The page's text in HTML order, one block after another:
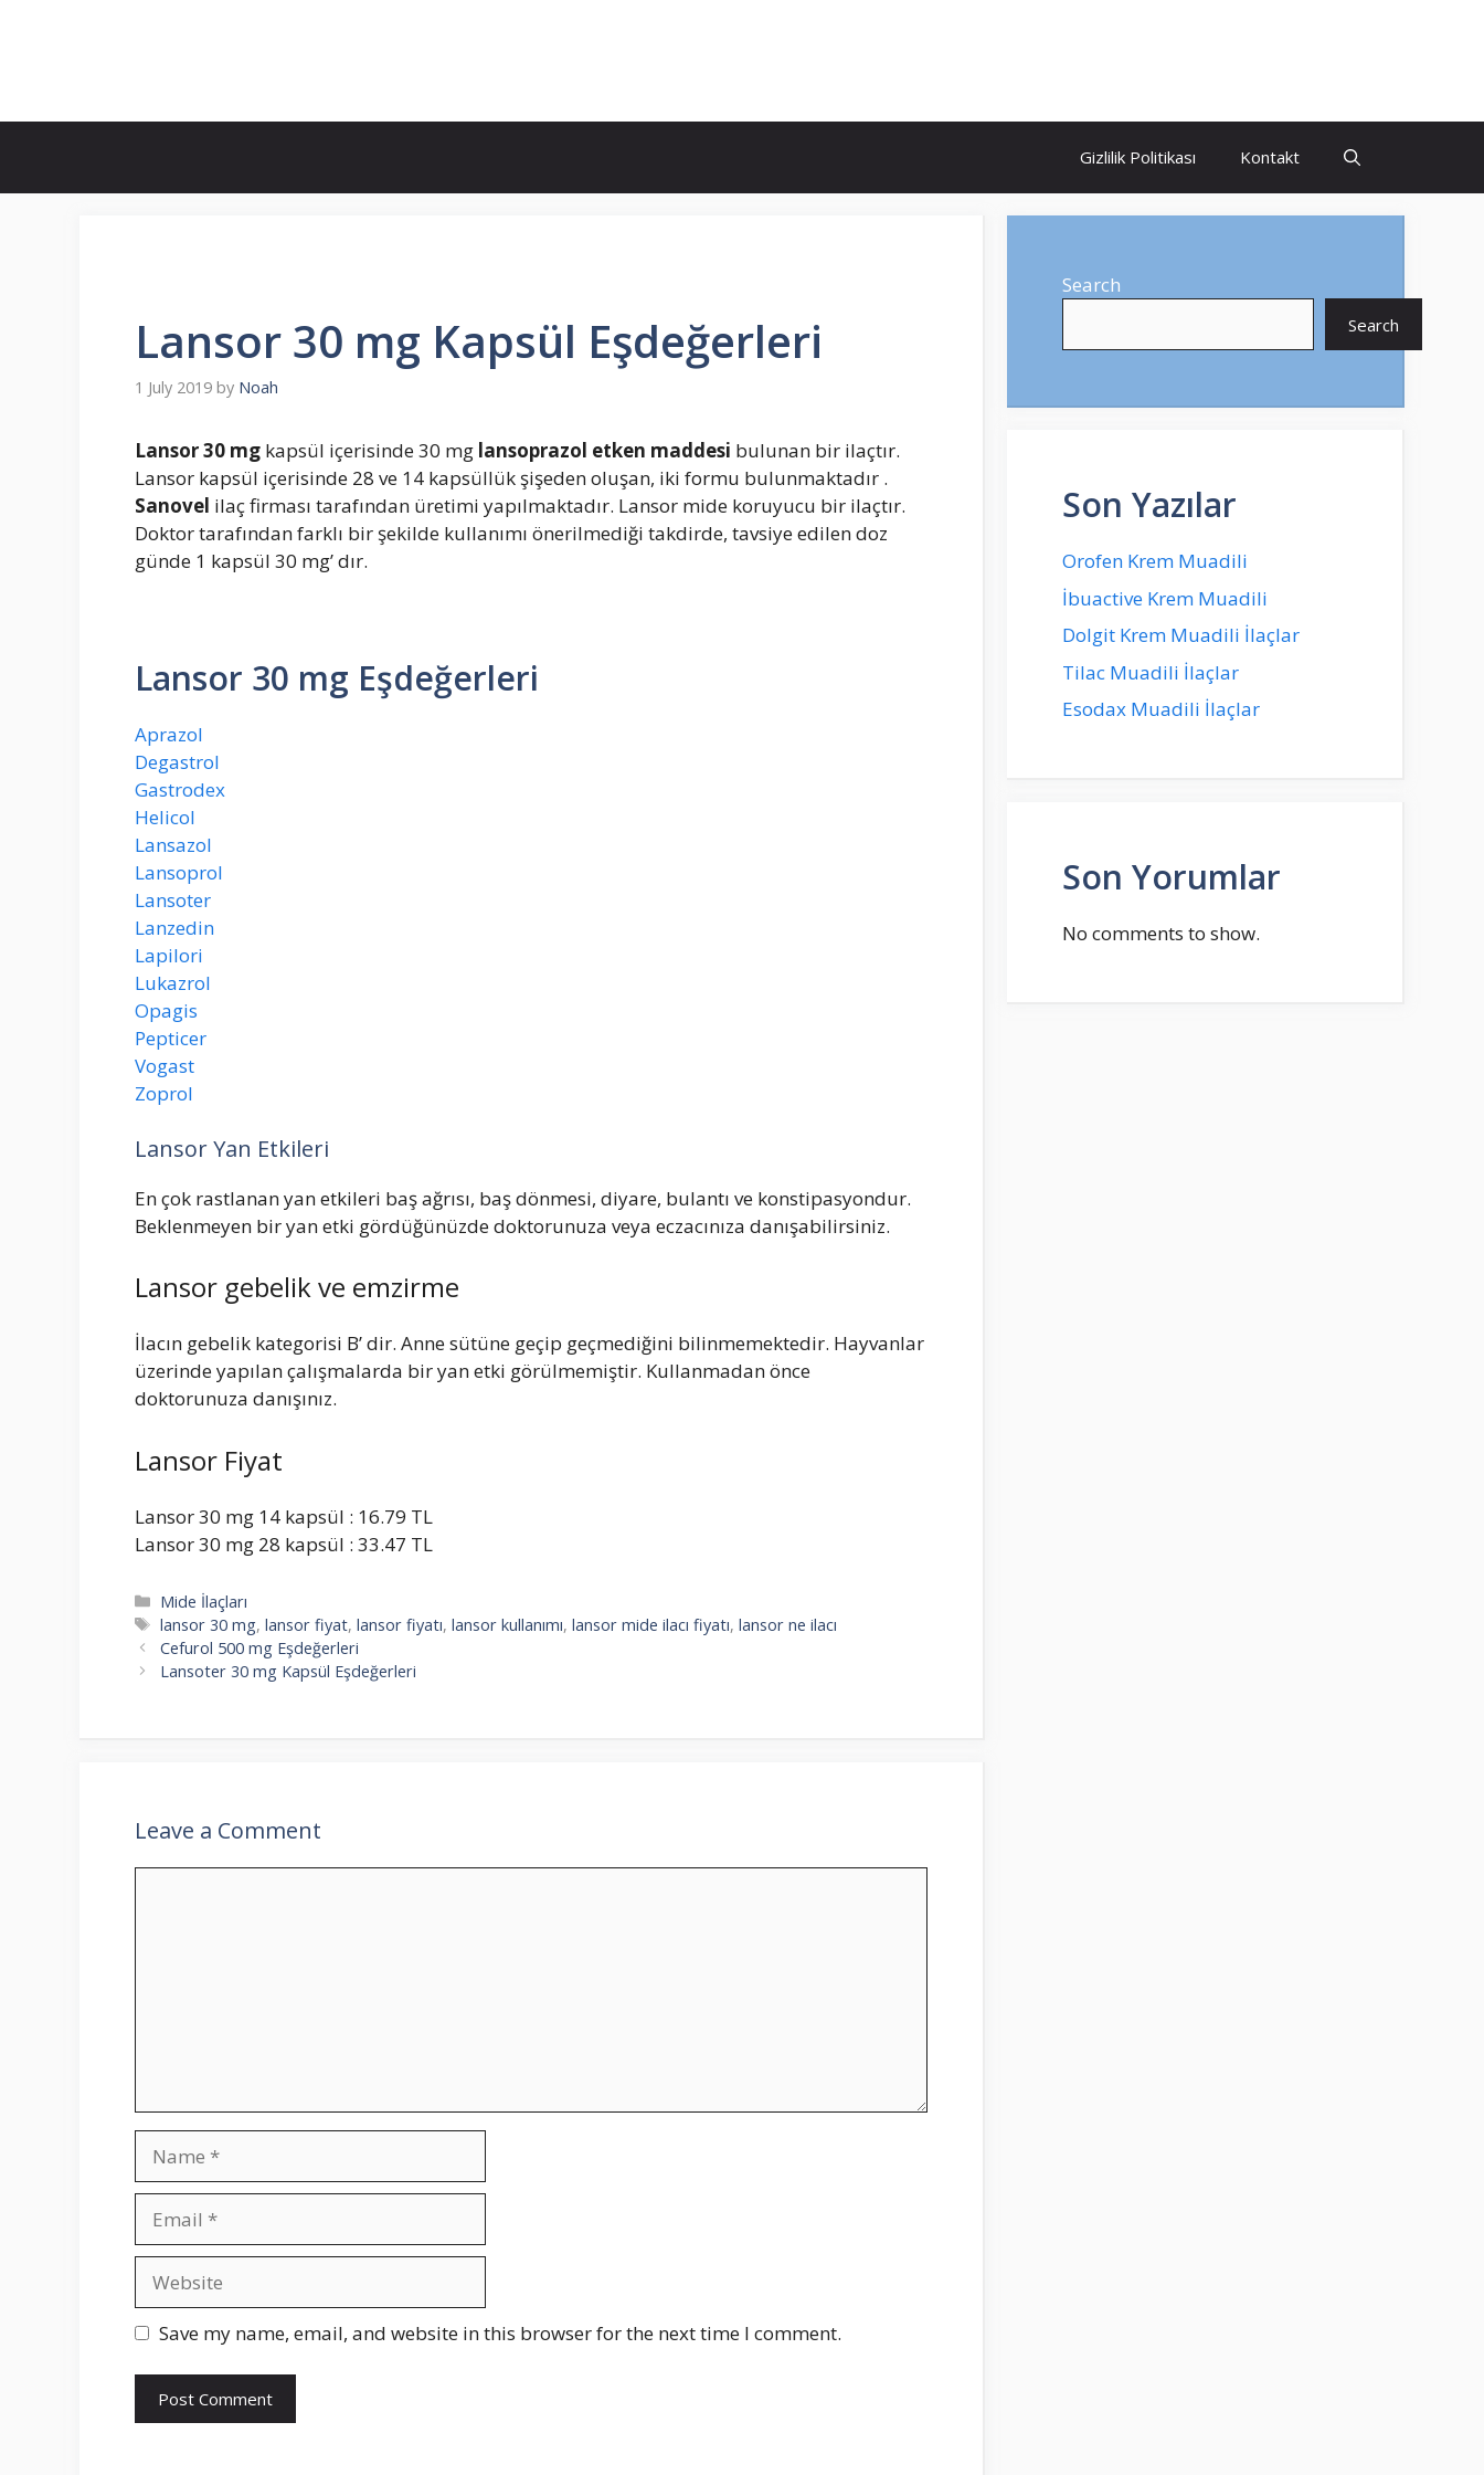
Gizlilik Politikası Kontakt
Lansor 30 mg Kapsül Eşdeğerleri
1 July 2019 by Noah
Lansor 30 mg kapsül içerisinde 30 mg lansoprazol etken maddesi bulunan bir ilaçtır.
Lansor kapsül içerisinde 28 ve 14 kapsüllük şişeden oluşan, iki formu bulunmaktadır .
Sanovel ilaç firması tarafından üretimi yapılmaktadır. Lansor mide koruyucu bir ilaçtır.
Doktor tarafından farklı bir şekilde kullanımı önerilmediği takdirde, tavsiye edilen doz
günde 1 kapsül 30 mg’ dır.
Lansor 30 mg Eşdeğerleri
Aprazol
Degastrol
Gastrodex
Helicol
Lansazol
Lansoprol
Lansoter
Lanzedin
Lapilori
Lukazrol
Opagis
Pepticer
Vogast
Zoprol
Lansor Yan Etkileri
En çok rastlanan yan etkileri baş ağrısı, baş dönmesi, diyare, bulantı ve konstipasyondur.
Beklenmeyen bir yan etki gördüğünüzde doktorunuza veya eczacınıza danışabilirsiniz.
Lansor gebelik ve emzirme
İlacın gebelik kategorisi B’ dir. Anne sütüne geçip geçmediğini bilinmemektedir. Hayvanlar
üzerinde yapılan çalışmalarda bir yan etki görülmemiştir. Kullanmadan önce
doktorunuza danışınız.
Lansor Fiyat
Lansor 30 mg 14 kapsül : 16.79 TL
Lansor 30 mg 28 kapsül : 33.47 TL
Categories
Mide İlaçları
Tags
lansor 30 mg,lansor fiyat,lansor fiyatı,lansor kullanımı,lansor mide ilacı fiyatı,lansor ne ilacı
Cefurol 500 mg Eşdeğerleri
Lansoter 30 mg Kapsül Eşdeğerleri
Leave a Comment
Save my name, email, and website in this browser for the next time I comment.
Search
Search
Son Yazılar
Orofen Krem Muadili
İbuactive Krem Muadili
Dolgit Krem Muadili İlaçlar
Tilac Muadili İlaçlar
Esodax Muadili İlaçlar
Son Yorumlar
No comments to show.